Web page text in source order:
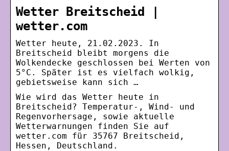
Wetter Breitscheid |
wetter.com
Wetter heute, 21.02.2023. In
Breitscheid bleibt morgens die
Wolkendecke geschlossen bei Werten von
5°C. Später ist es vielfach wolkig,
gebietsweise kann sich …
Wie wird das Wetter heute in
Breitscheid? Temperatur-, Wind- und
Regenvorhersage, sowie aktuelle
Wetterwarnungen finden Sie auf
wetter.com für 35767 Breitscheid,
Hessen, Deutschland.